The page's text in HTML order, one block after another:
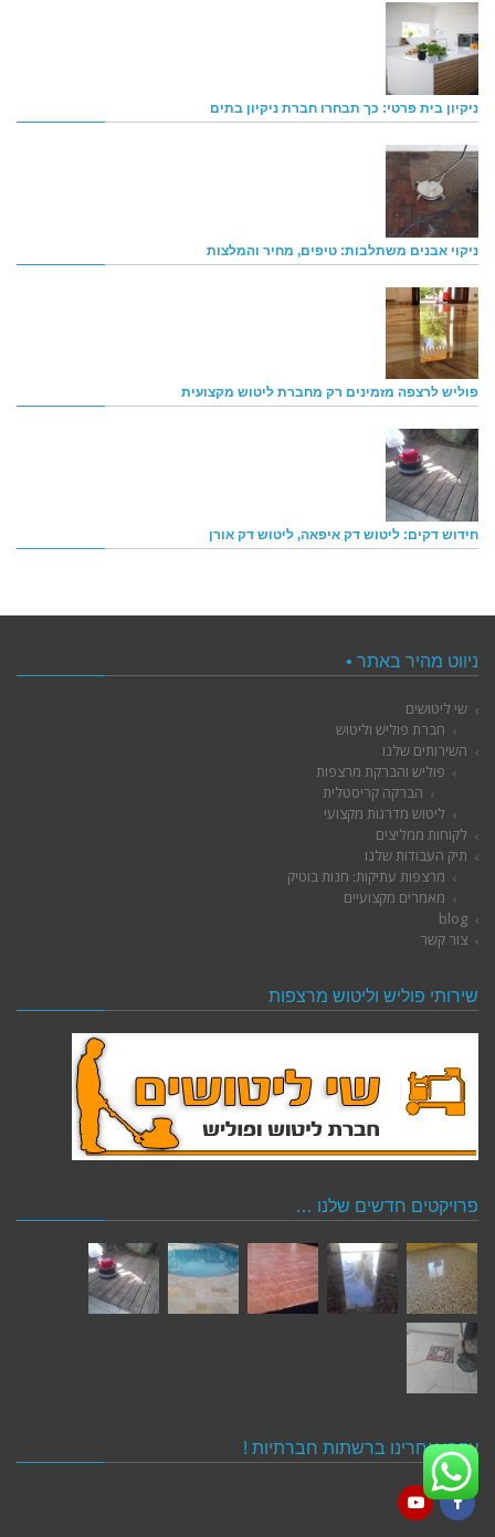
ניקיון בית פרטי: כך תבחרו חברת ניקיון בתים
ניקוי אבנים משתלבות: טיפים, מחיר והמלצות
פוליש לרצפה מזמינים רק מחברת ליטוש מקצועית
חידוש דקים: ליטוש דק איפאה, ליטוש דק אורן
ניווט מהיר באתר •
שי ליטושים
חברת פוליש וליטוש
השירותים שלנו
פוליש והברקת מרצפות
הברקה קריסטלית
ליטוש מדרגות מקצועי
לקוחות ממליצים
תיק העבודות שלנו
מרצפות עתיקות: חנות בוטיק
מאמרים מקצועיים
blog
צור קשר
שירותי פוליש וליטוש מרצפות
פרויקטים חדשים שלנו …
עקבו אחרינו ברשתות חברתיות !